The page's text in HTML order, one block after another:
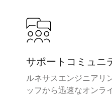
サポートコミュニ
ルネサスエンジニアリ
ッフから迅速なオンラ